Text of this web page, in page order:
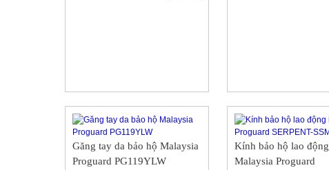
Găng tay da bảo hộ Malaysia
Proguard PG119YLW
Kính bảo hộ lao động
Malaysia Proguard